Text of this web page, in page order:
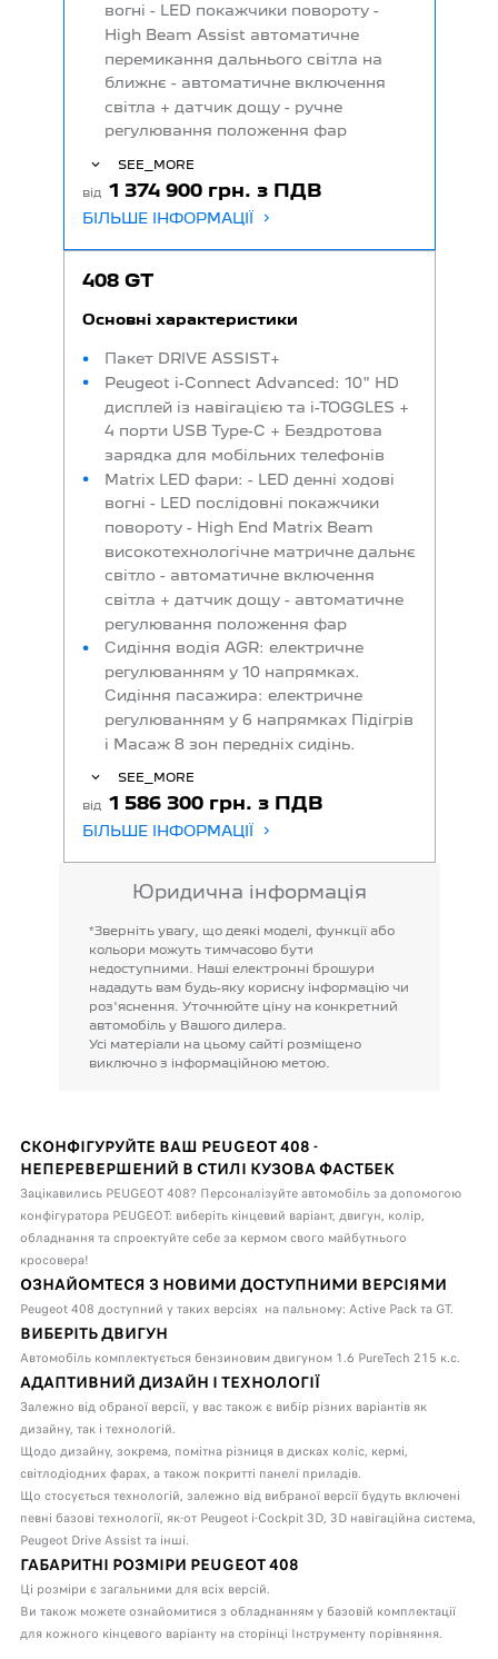
вогні - LED покажчики повороту -
High Beam Assist автоматичне
перемикання дальнього світла на
ближнє - автоматичне включення
світла + датчик дощу - ручне
регулювання положення фар
SEE_MORE
від 1 374 900 грн. з ПДВ
БІЛЬШЕ ІНФОРМАЦІЇ
408 GT
Основні характеристики
Пакет DRIVE ASSIST+
Peugeot i-Connect Advanced: 10" HD
дисплей із навігацією та i-TOGGLES +
4 порти USB Type-C + Бездротова
зарядка для мобільних телефонів
Matrix LED фари: - LED денні ходові
вогні - LED послідовні покажчики
повороту - High End Matrix Beam
високотехнологічне матричне дальнє
світло - автоматичне включення
світла + датчик дощу - автоматичне
регулювання положення фар
Сидіння водія AGR: електричне
регулюванням у 10 напрямках.
Сидіння пасажира: електричне
регулюванням у 6 напрямках Підігрів
і Масаж 8 зон передніх сидінь.
SEE_MORE
від 1 586 300 грн. з ПДВ
БІЛЬШЕ ІНФОРМАЦІЇ
Юридична інформація
*Зверніть увагу, що деякі моделі, функції або
кольори можуть тимчасово бути
недоступними. Наші електронні брошури
нададуть вам будь-яку корисну інформацію чи
роз'яснення. Уточнюйте ціну на конкретний
автомобіль у Вашого дилера.
Усі матеріали на цьому сайті розміщено
виключно з інформаційною метою.
СКОНФІГУРУЙТЕ ВАШ PEUGEOT 408 -
НЕПЕРЕВЕРШЕНИЙ В СТИЛІ КУЗОВА ФАСТБЕК
Зацікавились PEUGEOT 408? Персоналізуйте автомобіль за допомогою
конфігуратора PEUGEOT: виберіть кінцевий варіант, двигун, колір,
обладнання та спроектуйте себе за кермом свого майбутнього
кросовера!
ОЗНАЙОМТЕСЯ З НОВИМИ ДОСТУПНИМИ ВЕРСІЯМИ
Peugeot 408 доступний у таких версіях на пальному: Active Pack та GT.
ВИБЕРІТЬ ДВИГУН
Автомобіль комплектується бензиновим двигуном 1.6 PureTech 215 к.с.
АДАПТИВНИЙ ДИЗАЙН І ТЕХНОЛОГІЇ
Залежно від обраної версії, у вас також є вибір різних варіантів як
дизайну, так і технологій.
Щодо дизайну, зокрема, помітна різниця в дисках коліс, кермі,
світлодіодних фарах, а також покритті панелі приладів.
Що стосується технологій, залежно від вибраної версії будуть включені
певні базові технології, як-от Peugeot i-Cockpit 3D, 3D навігаційна система,
Peugeot Drive Assist та інші.
ГАБАРИТНІ РОЗМІРИ PEUGEOT 408
Ці розміри є загальними для всіх версій.
Ви також можете ознайомитися з обладнанням у базовій комплектації
для кожного кінцевого варіанту на сторінці Інструменту порівняння.